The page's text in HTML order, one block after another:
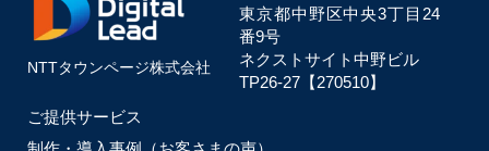
NTTタウンページ株式会社
ご提供サービス
東京都中野区中央3丁目24
番9号
ネクストサイト中野ビル
TP26-27【270510】